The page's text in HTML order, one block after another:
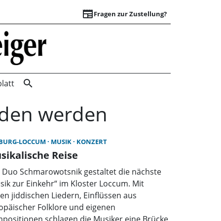
newspaperFragen zur Zustellung?
Startseite |
search
werden
LOCCUM MUSIK KONZERT
Reise
Duo Schmarowotsnik gestaltet die nächste
zur Einkehr“ im Kloster Loccum. Mit
jiddischen Liedern, Einflüssen aus
Folklore und eigenen